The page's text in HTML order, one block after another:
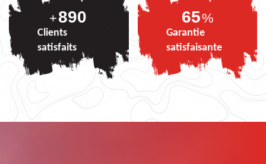
+890
Clients
satisfaits
81%
Garantie
satisfaisante